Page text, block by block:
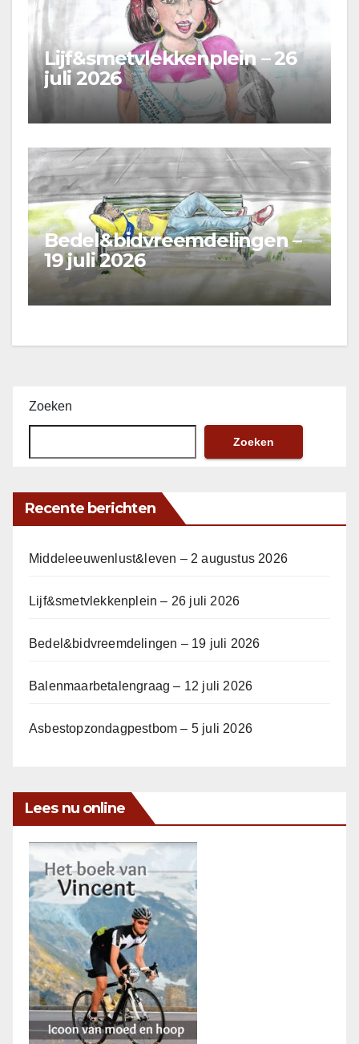
Lijf&smetvlekkenplein – 26
juli 2026
Bedel&bidvreemdelingen –
19 juli 2026
Zoeken
Zoeken
Recente berichten
Middeleeuwenlust&leven – 2 augustus 2026
Lijf&smetvlekkenplein – 26 juli 2026
Bedel&bidvreemdelingen – 19 juli 2026
Balenmaarbetalengraag – 12 juli 2026
Asbestopzondagpestbom – 5 juli 2026
Lees nu online